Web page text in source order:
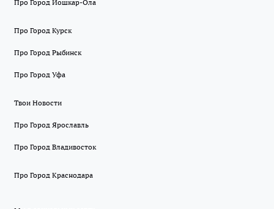
Про Город Йошкар-Ола
Про Город Курск
Про Город Рыбинск
Про Город Уфа
Твои Новости
Про Город Ярославль
Про Город Владивосток
Про Город Краснодара